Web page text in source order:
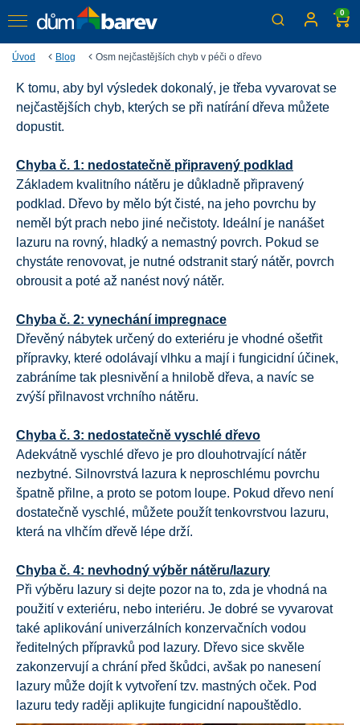
0
Úvod Blog Osm nejčastějších chyb v péči o dřevo
8 nejčastějších chyb v péči
o dřevo
začnete užívat slunečných dnů na vaší zahradě nebo
terase? Nyní je nejvyšší čas vrhnout se na obnovu barvy
vašeho oblíbeného zahradního nábytku nebo pergoly,
případně ošetřit a natřít nové dřevo.
K tomu, aby byl výsledek dokonalý, je třeba vyvarovat se
nejčastějších chyb, kterých se při natírání dřeva můžete
dopustit.
Chyba č. 1: nedostatečně připravený podklad
Základem kvalitního nátěru je důkladně připravený
podklad. Dřevo by mělo být čisté, na jeho povrchu by
neměl být prach nebo jiné nečistoty. Ideální je nanášet
lazuru na rovný, hladký a nemastný povrch. Pokud se
chystáte renovovat, je nutné odstranit starý nátěr, povrch
obrousit a poté až nanést nový nátěr.
Chyba č. 2: vynechání impregnace
Dřevěný nábytek určený do exteriéru je vhodné ošetřit
přípravky, které odolávají vlhku a mají i fungicidní účinek,
zabráníme tak plesnivění a hnilobě dřeva, a navíc se
zvýší přilnavost vrchního nátěru.
Chyba č. 3: nedostatečně vyschlé dřevo
Adekvátně vyschlé dřevo je pro dlouhotrvající nátěr
nezbytné. Silnovrstvá lazura k neproschlému povrchu
špatně přilne, a proto se potom loupe. Pokud dřevo není
dostatečně vyschlé, můžete použít tenkovrstvou lazuru,
která na vlhčím dřevě lépe drží.
Chyba č. 4: nevhodný výběr nátěru/lazury
Při výběru lazury si dejte pozor na to, zda je vhodná na
použití v exteriéru, nebo interiéru. Je dobré se vyvarovat
také aplikování univerzálních konzervačních vodou
ředitelných přípravků pod lazury. Dřevo sice skvěle
zakonzervují a chrání před škůdci, avšak po nanesení
lazury může dojít k vytvoření tzv. mastných oček. Pod
lazuru tedy raději aplikujte fungicidní napouštědlo.